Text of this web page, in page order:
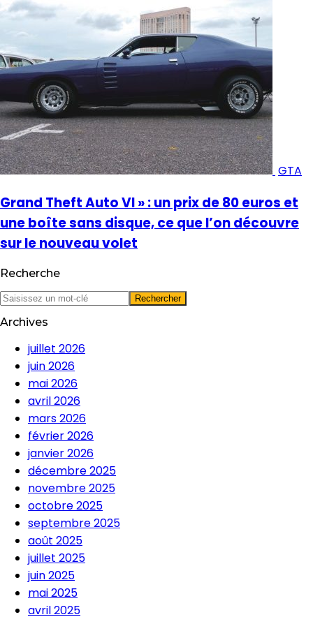
GTA
Grand Theft Auto VI » : un prix de 80 euros et
une boîte sans disque, ce que l’on découvre
sur le nouveau volet
Recherche
Archives
juillet 2026
juin 2026
mai 2026
avril 2026
mars 2026
février 2026
janvier 2026
décembre 2025
novembre 2025
octobre 2025
septembre 2025
août 2025
juillet 2025
juin 2025
mai 2025
avril 2025